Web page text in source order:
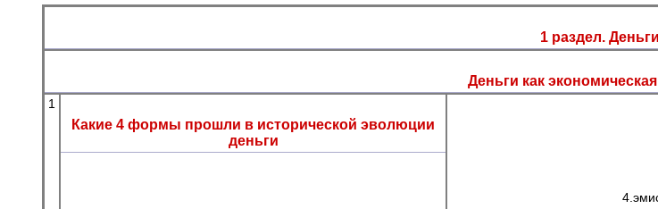
1 раздел. Деньги
Деньги как
1
Какие 4 формы прошли в исторической эволюции
деньги